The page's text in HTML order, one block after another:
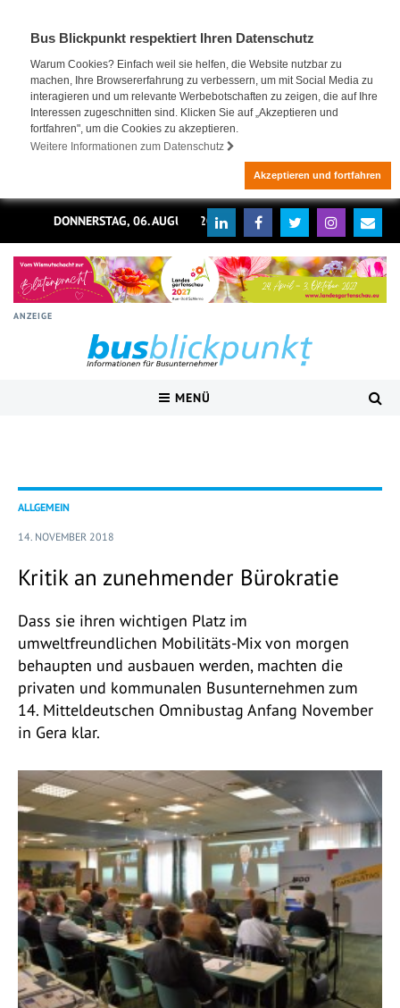
Bus Blickpunkt respektiert Ihren Datenschutz
Warum Cookies? Einfach weil sie helfen, die Website nutzbar zu
machen, Ihre Browsererfahrung zu verbessern, um mit Social Media zu
interagieren und um relevante Werbebotschaften zu zeigen, die auf Ihre
Interessen zugeschnitten sind. Klicken Sie auf „Akzeptieren und
fortfahren", um die Cookies zu akzeptieren.
Weitere Informationen zum Datenschutz
Akzeptieren und fortfahren
DONNERSTAG, 06. AUGUST 2026
ANZEIGE
MENÜ
ALLGEMEIN
14. NOVEMBER 2018
Kritik an zunehmender Bürokratie
Dass sie ihren wichtigen Platz im
umweltfreundlichen Mobilitäts-Mix von morgen
behaupten und ausbauen werden, machten die
privaten und kommunalen Busunternehmen zum
14. Mitteldeutschen Omnibustag Anfang November
in Gera klar.